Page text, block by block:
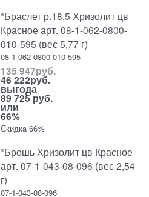
*Браслет р.18,5 Хризолит цв
Красное арт. 08-1-062-0800-
010-595 (вес 5,77 г)
08-1-062-0800-010-595
135 947руб.
46 222руб.
выгода
89 725 руб.
или
66%
Скидка 66%
*Брошь Хризолит цв Красное
арт. 07-1-043-08-096 (вес 2,54
г)
07-1-043-08-096